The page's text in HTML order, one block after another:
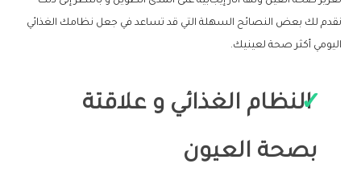
نقدم لك بعض النصائح السهلة التي قد تساعد في جعل نظامك الغذائي
اليومي أكثر صحة لعينيك.
النظام الغذائي و علاقتة
بصحة العيون